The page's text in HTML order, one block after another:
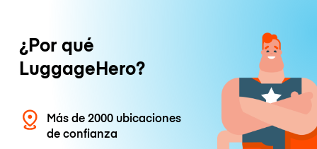
¿Por qué
LuggageHero?
Más de 2000 ubicaciones
de confianza